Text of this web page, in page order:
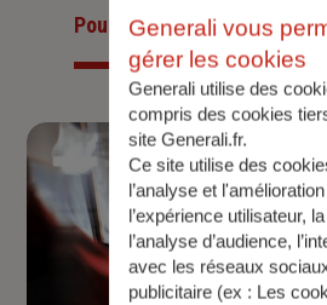
Pour les particuliersPour
Generali vous
gérer les cookies
Generali utilise des
compris des cookies
site Generali.fr.
Ce site utilise des
l’analyse et
l’expérience utilisateur,
l’analyse d’audience,
avec les réseaux
publicitaire (ex : Les